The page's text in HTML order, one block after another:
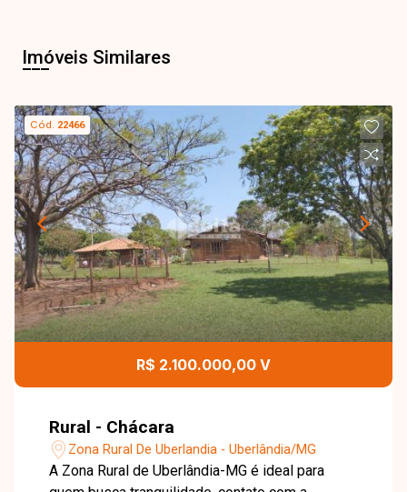
Imóveis Similares
Cód. 22466
R$ 2.100.000,00 V
Rural - Chácara
Zona Rural De Uberlandia - Uberlândia/MG
A Zona Rural de Uberlândia-MG é ideal para